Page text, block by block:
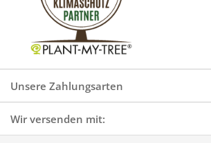
Unsere Zahlungsarten
Wir versenden mit: